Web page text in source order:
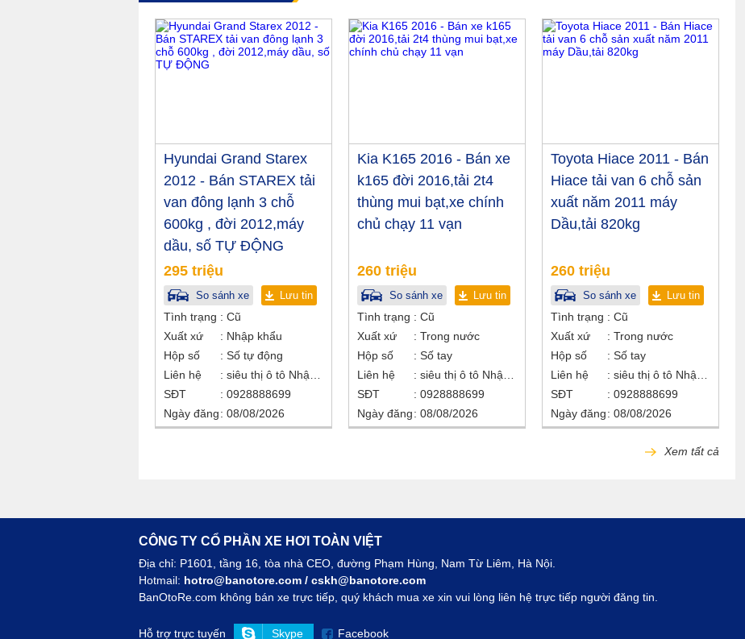
Hyundai Grand Starex
2012 - Bán STAREX tải
van đông lạnh 3 chỗ
600kg , đời 2012,máy
dầu, số TỰ ĐỘNG
295 triệu
So sánh xe Lưu tin
Tình trạng
Cũ
Xuất xứ
Nhập khẩu
Hộp số
Số tự động
Liên hệ
siêu thị ô tô Nhật Bắc
SĐT
0928888699
Ngày đăng
08/08/2026
Kia K165 2016 - Bán xe
k165 đời 2016,tải 2t4
thùng mui bạt,xe chính
chủ chạy 11 vạn
260 triệu
So sánh xe Lưu tin
Tình trạng
Cũ
Xuất xứ
Trong nước
Hộp số
Số tay
Liên hệ
siêu thị ô tô Nhật Bắc
SĐT
0928888699
Ngày đăng
08/08/2026
Toyota Hiace 2011 - Bán
Hiace tải van 6 chỗ sản
xuất năm 2011 máy
Dầu,tải 820kg
260 triệu
So sánh xe Lưu tin
Tình trạng
Cũ
Xuất xứ
Trong nước
Hộp số
Số tay
Liên hệ
siêu thị ô tô Nhật Bắc
SĐT
0928888699
Ngày đăng
08/08/2026
Xem tất cả
CÔNG TY CỔ PHẦN XE HƠI TOÀN VIỆT
Địa chỉ: P1601, tầng 16, tòa nhà CEO, đường Phạm Hùng, Nam Từ Liêm, Hà Nội.
Hotmail: hotro@banotore.com / cskh@banotore.com
BanOtoRe.com không bán xe trực tiếp, quý khách mua xe xin vui lòng liên hệ trực tiếp người đăng tin.
Hỗ trợ trực tuyến Skype Facebook